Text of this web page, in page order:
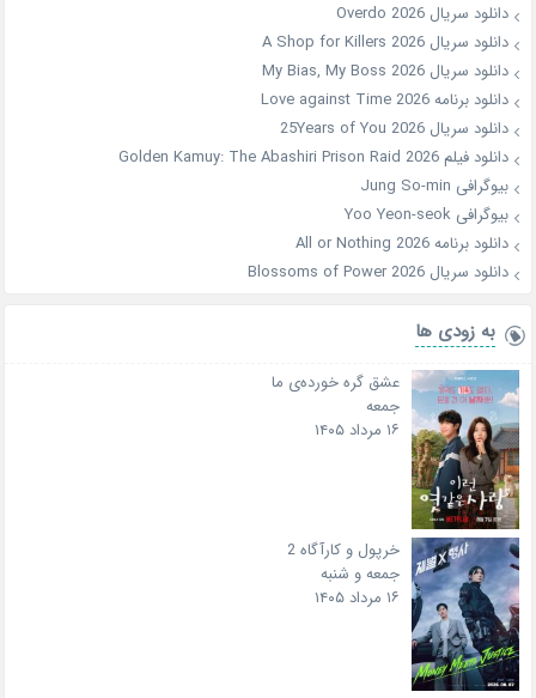
دانلود سریال Overdo 2026
دانلود سریال A Shop for Killers 2026
دانلود سریال My Bias, My Boss 2026
دانلود برنامه Love against Time 2026
دانلود سریال 25Years of You 2026
دانلود فیلم Golden Kamuy: The Abashiri Prison Raid 2026
بیوگرافی Jung So-min
بیوگرافی Yoo Yeon-seok
دانلود برنامه All or Nothing 2026
دانلود سریال Blossoms of Power 2026
به زودی ها
عشق گره خورده‌ی ما
جمعه
۱۶ مرداد ۱۴۰۵
خرپول و کارآگاه 2
جمعه و شنبه
۱۶ مرداد ۱۴۰۵